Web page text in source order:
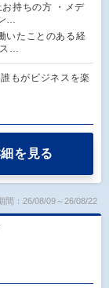
持ちの方 ・メデ
…
いたことのある経
ス…
もがビジネスを楽
を見る
間：26/08/09～26/08/22